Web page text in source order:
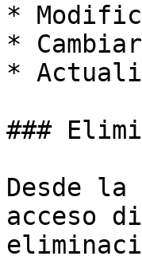
*
*
*
###
Desde
acceso